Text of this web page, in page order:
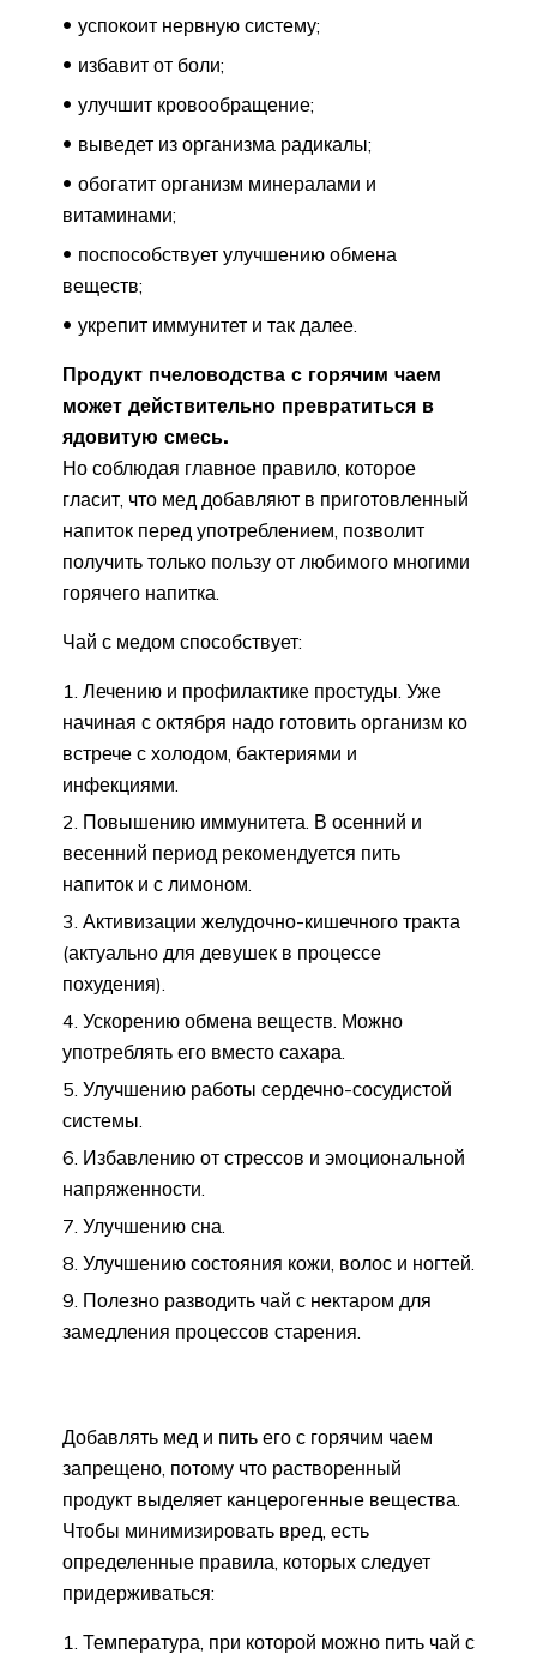
успокоит нервную систему;
избавит от боли;
улучшит кровообращение;
выведет из организма радикалы;
обогатит организм минералами и
витаминами;
поспособствует улучшению обмена
веществ;
укрепит иммунитет и так далее.
Продукт пчеловодства с горячим чаем
может действительно превратиться в
ядовитую смесь.
Но соблюдая главное правило, которое
гласит, что мед добавляют в приготовленный
напиток перед употреблением, позволит
получить только пользу от любимого многими
горячего напитка.
Чай с медом способствует:
Лечению и профилактике простуды. Уже
начиная с октября надо готовить организм ко
встрече с холодом, бактериями и
инфекциями.
Повышению иммунитета. В осенний и
весенний период рекомендуется пить
напиток и с лимоном.
Активизации желудочно-кишечного тракта
(актуально для девушек в процессе
похудения).
Ускорению обмена веществ. Можно
употреблять его вместо сахара.
Улучшению работы сердечно-сосудистой
системы.
Избавлению от стрессов и эмоциональной
напряженности.
Улучшению сна.
Улучшению состояния кожи, волос и ногтей.
Полезно разводить чай с нектаром для
замедления процессов старения.
Добавлять мед и пить его с горячим чаем
запрещено, потому что растворенный
продукт выделяет канцерогенные вещества.
Чтобы минимизировать вред, есть
определенные правила, которых следует
придерживаться:
Температура, при которой можно пить чай с